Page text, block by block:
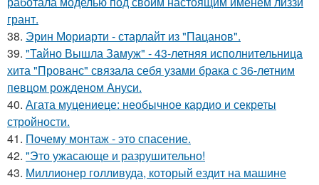
грант.
38. Эрин Мориарти - старлайт из "Пацанов".
39. "Тайно Вышла Замуж" - 43-летняя исполнительница
хита "Прованс" связала себя узами брака с 36-летним
певцом рожденом Ануси.
40. Агата муцениеце: необычное кардио и секреты
стройности.
41. Почему монтаж - это спасение.
42. "Это ужасающе и разрушительно!
43. Миллионер голливуда, который ездит на машине